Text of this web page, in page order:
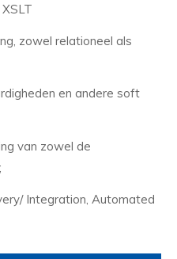
zowel relationeel als
en andere soft
van zowel de
Integration, Automated